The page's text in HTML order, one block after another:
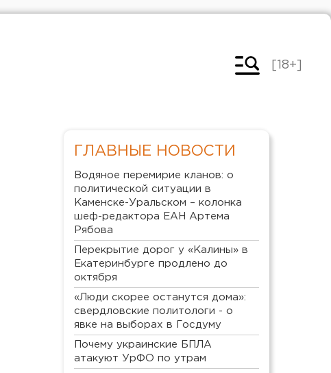
[18+]
ГЛАВНЫЕ НОВОСТИ
Водяное перемирие кланов: о
политической ситуации в
Каменске-Уральском – колонка
шеф-редактора ЕАН Артема
Рябова
Перекрытие дорог у «Калины» в
Екатеринбурге продлено до
октября
«Люди скорее останутся дома»:
свердловские политологи - о
явке на выборах в Госдуму
Почему украинские БПЛА
атакуют УрФО по утрам